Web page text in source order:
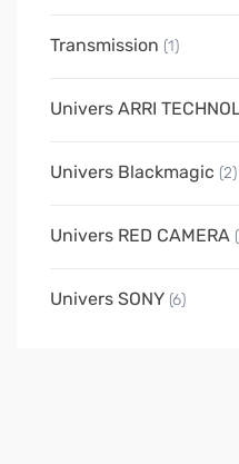
Transmission (1)
Univers ARRI
Univers Blackmagic (2)
Univers RED CAMERA
Univers SONY (6)